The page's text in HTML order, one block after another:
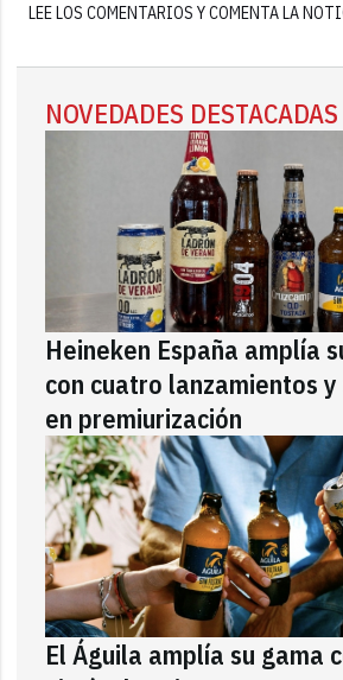
LEE LOS COMENTARIOS Y COMENTA LA
NOVEDADES DESTACADAS
Heineken España amplía
con cuatro lanzamientos
en premiurización
El Águila amplía su gama